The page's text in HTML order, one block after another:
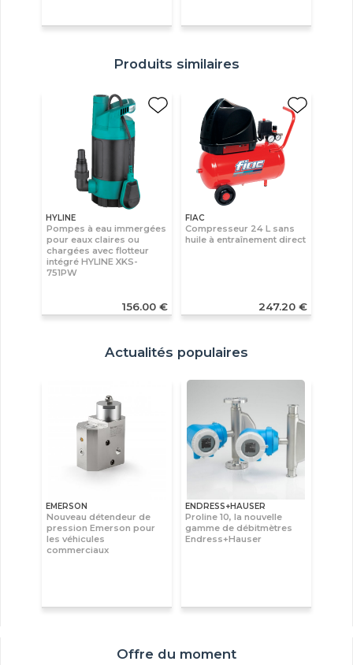
Produits similaires
HYLINE
Pompes à eau immergées
pour eaux claires ou
chargées avec flotteur
intégré HYLINE XKS-
751PW
156.00 €
FIAC
Compresseur 24 L sans
huile à entraînement direct
247.20 €
Actualités populaires
EMERSON
Nouveau détendeur de
pression Emerson pour
les véhicules
commerciaux
ENDRESS+HAUSER
Proline 10, la nouvelle
gamme de débitmètres
Endress+Hauser
Offre du moment